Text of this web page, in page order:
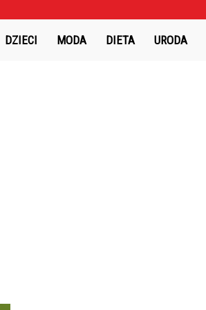
DZIECI MODA DIETA URODA